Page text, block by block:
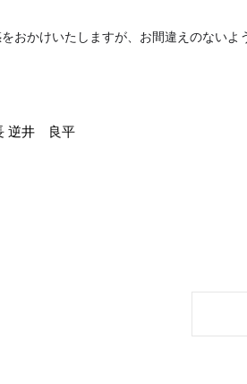
をおかけいたしますが、お間違えのないよ
逆井 良平